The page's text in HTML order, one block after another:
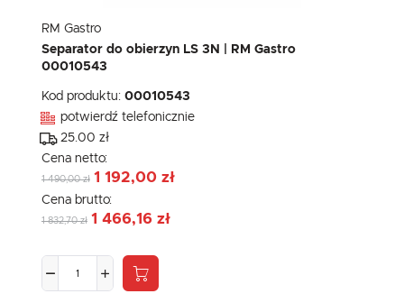
RM Gastro
Separator do obierzyn LS 3N | RM Gastro
00010543
Kod produktu: 00010543
potwierdź telefonicznie
25.00 zł
Cena netto:
1 490,00 zł 1 192,00 zł
Cena brutto:
1 832,70 zł 1 466,16 zł